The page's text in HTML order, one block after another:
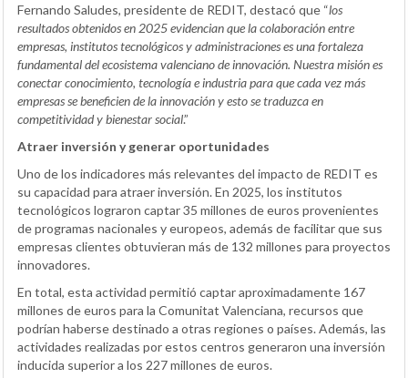
Fernando Saludes, presidente de REDIT, destacó que “los
resultados obtenidos en 2025 evidencian que la colaboración entre
empresas, institutos tecnológicos y administraciones es una fortaleza
fundamental del ecosistema valenciano de innovación. Nuestra misión es
conectar conocimiento, tecnología e industria para que cada vez más
empresas se beneficien de la innovación y esto se traduzca en
competitividad y bienestar social.”
Atraer inversión y generar oportunidades
Uno de los indicadores más relevantes del impacto de REDIT es
su capacidad para atraer inversión. En 2025, los institutos
tecnológicos lograron captar 35 millones de euros provenientes
de programas nacionales y europeos, además de facilitar que sus
empresas clientes obtuvieran más de 132 millones para proyectos
innovadores.
En total, esta actividad permitió captar aproximadamente 167
millones de euros para la Comunitat Valenciana, recursos que
podrían haberse destinado a otras regiones o países. Además, las
actividades realizadas por estos centros generaron una inversión
inducida superior a los 227 millones de euros.